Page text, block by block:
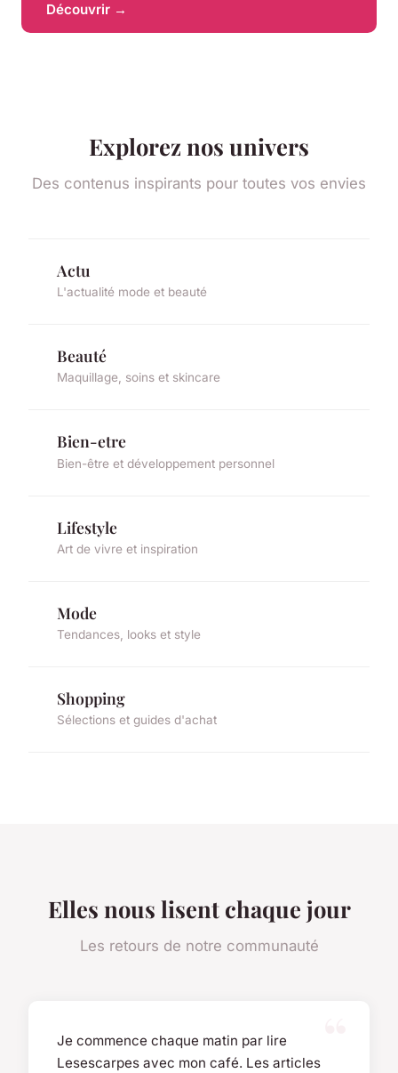
Découvrir →
Explorez nos univers
Des contenus inspirants pour toutes vos envies
Actu
L'actualité mode et beauté
Beauté
Maquillage, soins et skincare
Bien-etre
Bien-être et développement personnel
Lifestyle
Art de vivre et inspiration
Mode
Tendances, looks et style
Shopping
Sélections et guides d'achat
Elles nous lisent chaque jour
Les retours de notre communauté
Je commence chaque matin par lire
Lesescarpes avec mon café. Les articles